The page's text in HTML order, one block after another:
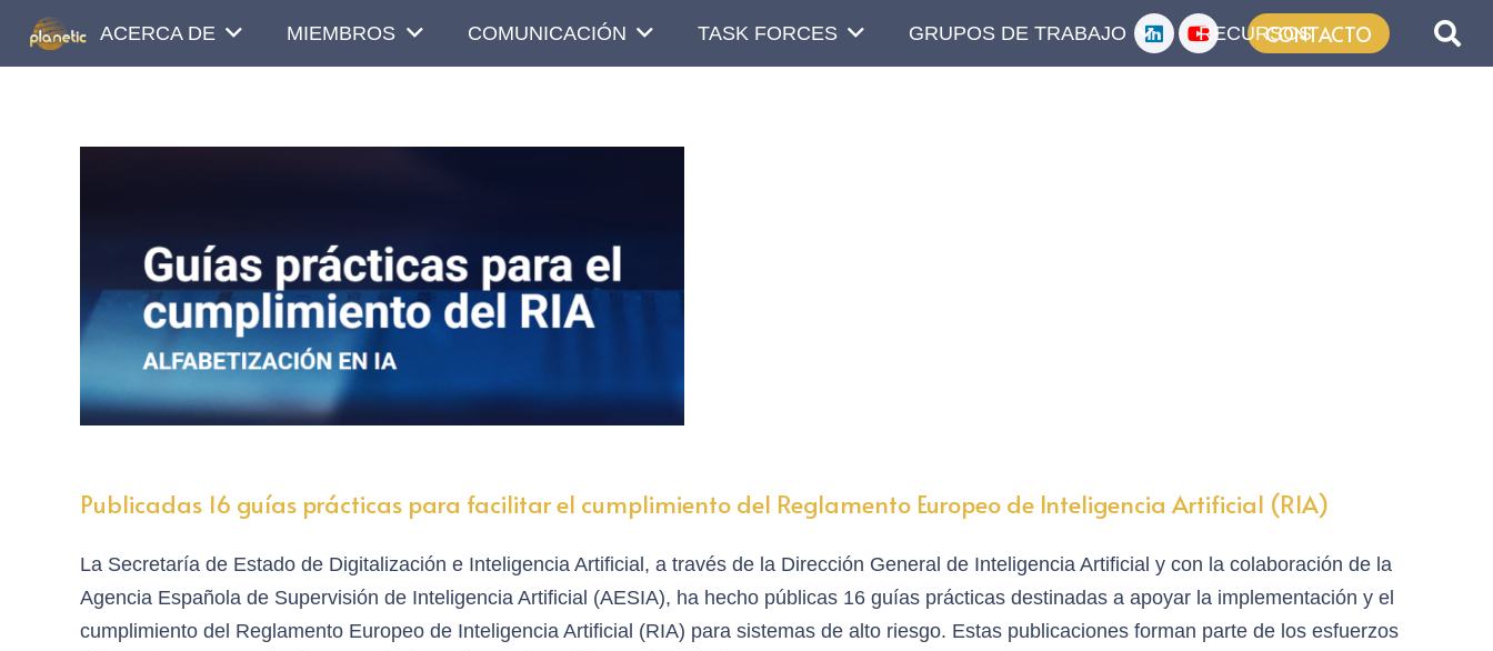
ACERCA DE MIEMBROS COMUNICACIÓN TASK FORCES GRUPOS DE TRABAJO RECURSOSCONTACTO
Publicadas 16 guías prácticas para facilitar el cumplimiento del Reglamento Europeo de Inteligencia Artificial (RIA)
La Secretaría de Estado de Digitalización e Inteligencia Artificial, a través de la Dirección General de Inteligencia Artificial y con la colaboración de la
Agencia Española de Supervisión de Inteligencia Artificial (AESIA), ha hecho públicas 16 guías prácticas destinadas a apoyar la implementación y el
cumplimiento del Reglamento Europeo de Inteligencia Artificial (RIA) para sistemas de alto riesgo. Estas publicaciones forman parte de los esfuerzos